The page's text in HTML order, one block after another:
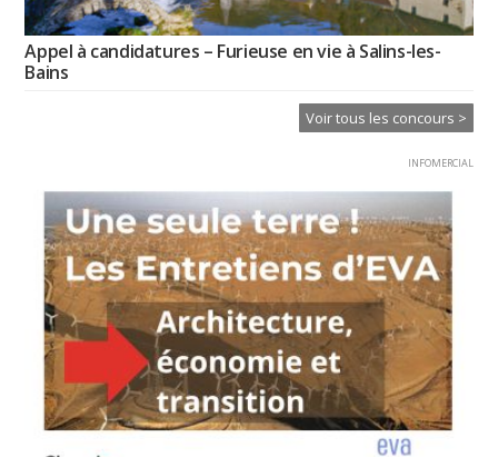
Appel à candidatures – Furieuse en vie à Salins-les-
Bains
Voir tous les concours >
INFOMERCIAL